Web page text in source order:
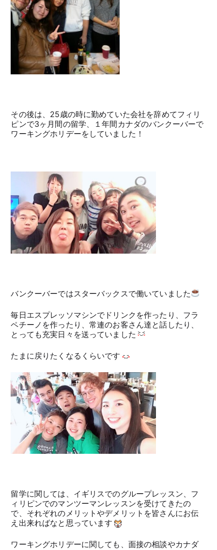
その後は、25歳の時に勤めていた会社を辞めてフィリ
ピンで3ヶ月間の留学、１年間カナダのバンクーバーで
ワーキングホリデーをしていました！
バンクーバーではスターバックスで働いていました
毎日エスプレッソマシンでドリンクを作ったり、フラ
ペチーノを作ったり、常連のお客さん達と話したり、
とっても充実日々を送っていました
たまに戻りたくなるくらいです
留学に関しては、イギリスでのグループレッスン、フ
ィリピンでのマンツーマンレッスンを受けてきたの
で、それぞれのメリットやデメリットを皆さんにお伝
え出来ればなと思っています
ワーキングホリデーに関しても、面接の相談やカナダ